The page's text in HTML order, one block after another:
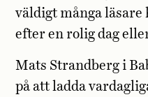
väldigt många
efter en rolig dag
Mats Strandberg i
på att ladda